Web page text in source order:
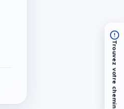
Trouvez votre chemin